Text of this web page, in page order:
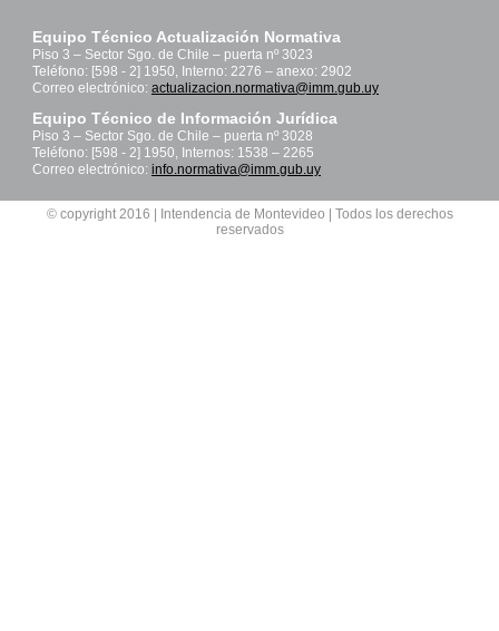
Equipo Técnico Actualización Normativa
Piso 3 – Sector Sgo. de Chile – puerta nº 3023
Teléfono: [598 - 2] 1950, Interno: 2276 – anexo: 2902
Correo electrónico: actualizacion.normativa@imm.gub.uy
Equipo Técnico de Información Jurídica
Piso 3 – Sector Sgo. de Chile – puerta nº 3028
Teléfono: [598 - 2] 1950, Internos: 1538 – 2265
Correo electrónico: info.normativa@imm.gub.uy
© copyright 2016 | Intendencia de Montevideo | Todos los derechos
reservados